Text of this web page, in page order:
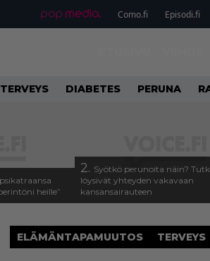
Como.fi Episodi.fi
TERVEYS DIABETES PERUNA
heille”
2. Syötkö perunoita näin?
löysivät yhteyden vakavaan
kansansairauteen
ELÄMÄNTAPAMUUTOS TERVEYS